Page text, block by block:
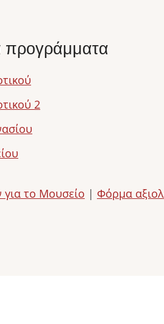
προγράμματα
2
το Μουσείο | Φόρμα